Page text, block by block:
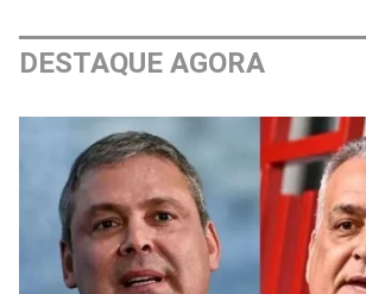
DESTAQUE AGORA